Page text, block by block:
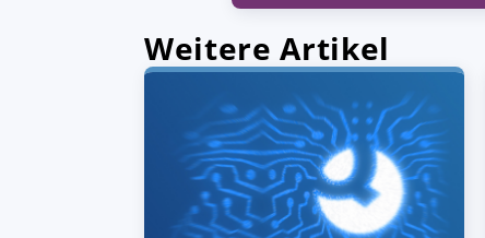
Weitere Artikel